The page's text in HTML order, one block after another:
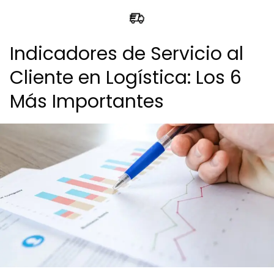
Indicadores de Servicio al
Cliente en Logística: Los 6
Más Importantes